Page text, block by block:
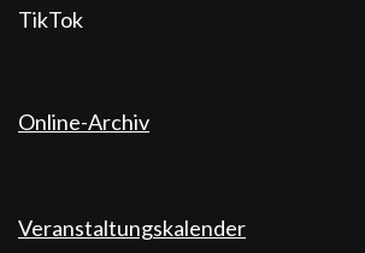
TikTok
Online-Archiv
Veranstaltungskalender